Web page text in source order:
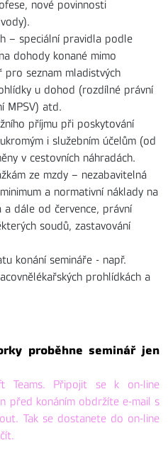
nové povinnosti
– speciální pravidla podle
dohody konané mimo
pro seznam mladistvých
u dohod (rozdílné právní
MPSV) atd.
příjmu při poskytování
i služebním účelům (od
v cestovních náhradách.
ze mzdy – nezabavitelná
a normativní náklady na
a dále od července, právní
soudů, zastavování
konání semináře - např.
prohlídkách a
proběhne seminář jen
Teams. Připojit se k on-line
před konáním obdržíte e-mail s
Tak se dostanete do on-line